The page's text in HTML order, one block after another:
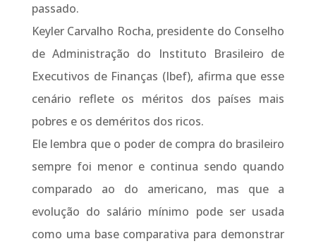
passado.
Keyler Carvalho Rocha, presidente do Conselho
de Administração do Instituto Brasileiro de
Executivos de Finanças (Ibef), afirma que esse
cenário reflete os méritos dos países mais
pobres e os deméritos dos ricos.
Ele lembra que o poder de compra do brasileiro
sempre foi menor e continua sendo quando
comparado ao do americano, mas que a
evolução do salário mínimo pode ser usada
como uma base comparativa para demonstrar